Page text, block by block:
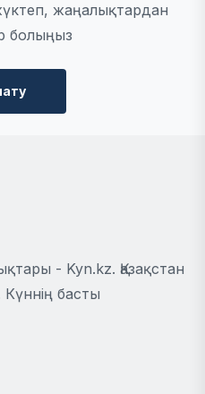
жаңалықтардан
болыңыз
- Kyn.kz. Қазақстан
басты